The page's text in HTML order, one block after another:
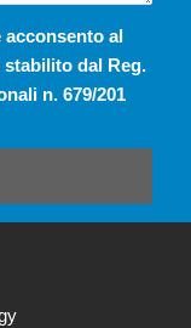
al
dal Reg.
n. 679/201